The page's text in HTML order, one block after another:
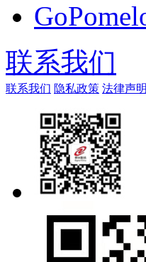
联系我们
联系我们 隐私政策 法律声明